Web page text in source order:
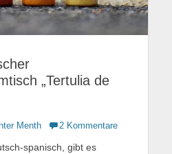
„Tertulia de
Menth 2 Kommentare
spanisch, gibt es